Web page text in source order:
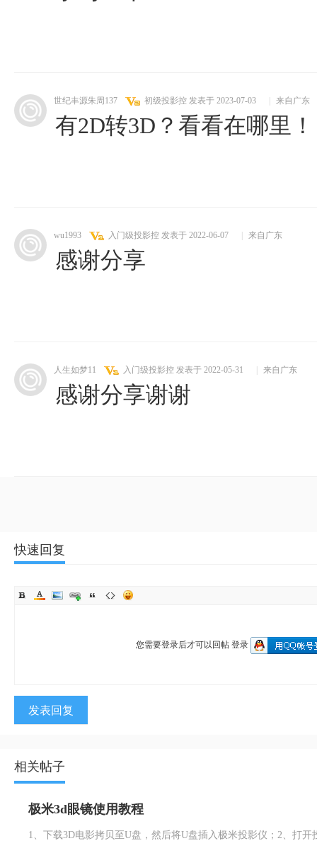
世纪丰源朱周137 初级投影控 发表于 2023-07-03 来自广东
有2D转3D？看看在哪里
wu1993 入门级投影控 发表于 2022-06-07 来自广东
感谢分享
人生如梦11 入门级投影控 发表于 2022-05-31 来自广东
感谢分享谢谢
快速回复
您需要登录后才可以回帖 登录
发表回复
相关帖子
极米3d眼镜使用教程
1、下载3D电影拷贝至U盘，然后将U盘插入极米投影仪；2、打